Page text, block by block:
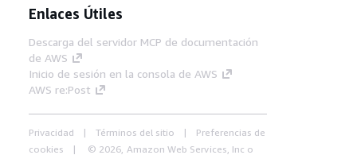
Enlaces Útiles
Descarga del servidor MCP de documentación
de AWS
Inicio de sesión en la consola de AWS
AWS re:Post
Privacidad Términos del sitio
Preferencias de
cookies
© 2026, Amazon Web Services, Inc o